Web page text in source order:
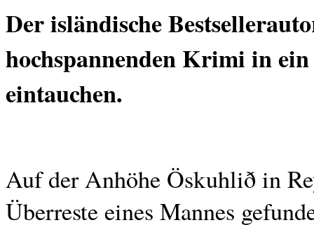
Der isländische
hochspannenden Krimi in
eintauchen.
Auf der Anhöhe Öskuhlið in
Überreste eines Mannes